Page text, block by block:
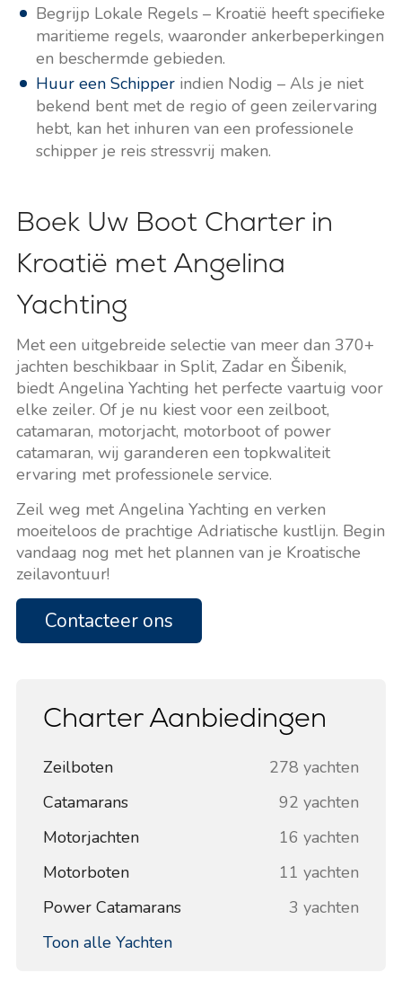
Begrijp Lokale Regels – Kroatië heeft specifieke
maritieme regels, waaronder ankerbeperkingen
en beschermde gebieden.
Huur een Schipperindien Nodig – Als je niet
bekend bent met de regio of geen zeilervaring
hebt, kan het inhuren van een professionele
schipper je reis stressvrij maken.
Boek Uw Boot Charter in
Kroatië met Angelina
Yachting
Met een uitgebreide selectie van meer dan 370+
jachten beschikbaar in Split, Zadar en Šibenik,
biedt Angelina Yachting het perfecte vaartuig voor
elke zeiler. Of je nu kiest voor een zeilboot,
catamaran, motorjacht, motorboot of power
catamaran, wij garanderen een topkwaliteit
ervaring met professionele service.
Zeil weg met Angelina Yachting en verken
moeiteloos de prachtige Adriatische kustlijn. Begin
vandaag nog met het plannen van je Kroatische
zeilavontuur!
Contacteer ons
Charter Aanbiedingen
Zeilboten
278 yachten
Catamarans
92 yachten
Motorjachten
16 yachten
Motorboten
11 yachten
Power Catamarans
3 yachten
Toon alle Yachten